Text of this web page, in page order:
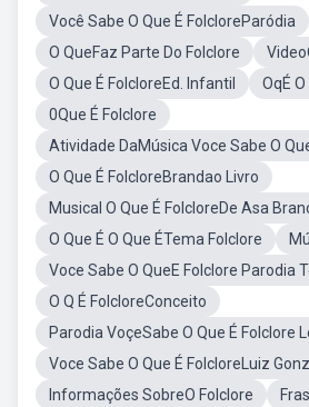
Você Sabe O Que É FolcloreParódia
O QueFaz Parte Do Folclore
O Que É FolcloreEd. Infantil
OqÉ
0Que É Folclore
Atividade DaMúsica Voce Sabe O
O Que É FolcloreBrandao Livro
Musical O Que É FolcloreDe Asa
O Que É O Que ÉTema Folclore
Voce Sabe O QueE Folclore Parodia
O Q É FolcloreConceito
Parodia VoçeSabe O Que É Folclore
Voce Sabe O Que É FolcloreLuiz
Informações SobreO Folclore